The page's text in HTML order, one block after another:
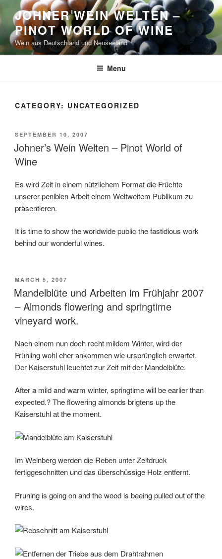
to
content
JOHNER WEIN WELTEN –
PINOT WORLD OF WINE
Wein aus Deutschland und Neuseeland
Menu
CATEGORY: UNCATEGORIZED
POSTED
ON
SEPTEMBER 10, 2007
Johner’s Wein Welten – Pinot World of
Wine
Es wird Zeit in einem nützlichem Format die Früchte
unserer peniblen Arbeit einem Weltweitem Publikum zu
präsentieren.
It is time to show the worldwide public the fastidious work
behind our wonderful wines.
POSTED
ON
MARCH 5, 2007
Mandelblüte und Arbeiten im Frühjahr 2007
– Almonds flowering and springtime
vineyard work.
Nach einem nun doch recht mildem Winter, wird der
Frühling wohl eher ankommen wie ursprünglich erwartet.
Der Kaiserstuhl leuchtet zur Zeit mit der Mandelblüte.
After a mild and warm winter, springtime will be earlier than
expected.? The flowering almonds brigtens up the
Kaiserstuhl at the moment.
Im Weinberg werden die Reben unter Zeitdruck
fertiggeschnitten und das überschüssige Holz entfernt.
Pruning is going on and the wood is beeing pulled out of the
wires.